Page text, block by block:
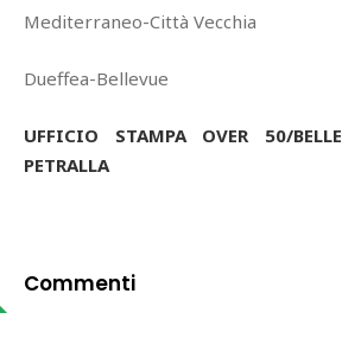
Mediterraneo-Città Vecchia
Dueffea-Bellevue
UFFICIO STAMPA OVER 50/
PETRALLA
Commenti